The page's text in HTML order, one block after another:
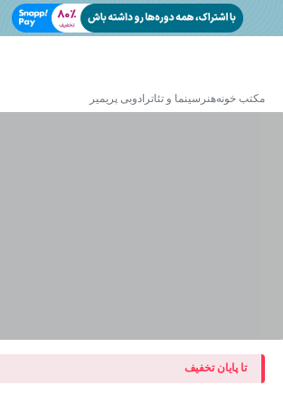
مکتب خونههنر سینما و تئاتر ادوبی پریمیر
تا پایان تخفیف